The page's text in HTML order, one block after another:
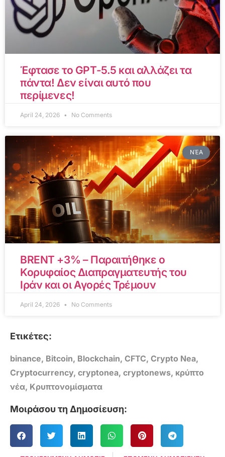
Έφτασε το GPT-5.5 και αλλάζει τα
πάντα! Δεν είναι αυτό που
περίμενες!
April 24, 2026 No Comments
ΝΈΑ
BRENT +3% – Παραιτήθηκε ο
Κορυφαίος Διαπραγματευτής του
Ιράν και οι Αγορές Τρέμουν
April 24, 2026 No Comments
Ετικέτες:
binance, Bitcoin, Blockchain, CFTC, Crypto Nea,
Cryptocurrency, cryptonea, cryptonews, κρύπτο
νέα, Κρυπτονομίσματα
Μοιράσου τη Δημοσίευση: